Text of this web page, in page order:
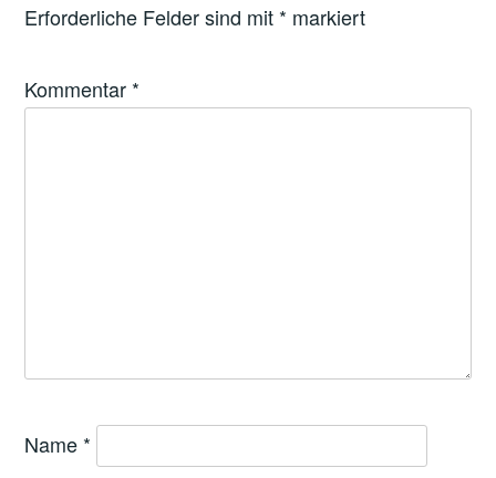
Erforderliche Felder sind mit * markiert
Kommentar *
Name *